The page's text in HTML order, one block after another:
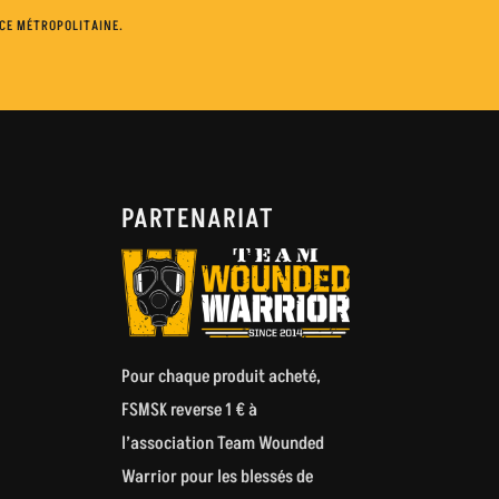
MÉTROPOLITAINE.
PARTENARIAT
Pour chaque produit acheté,
FSMSK reverse 1 € à
l’associationTeam Wounded
Warriorpour les blessés de